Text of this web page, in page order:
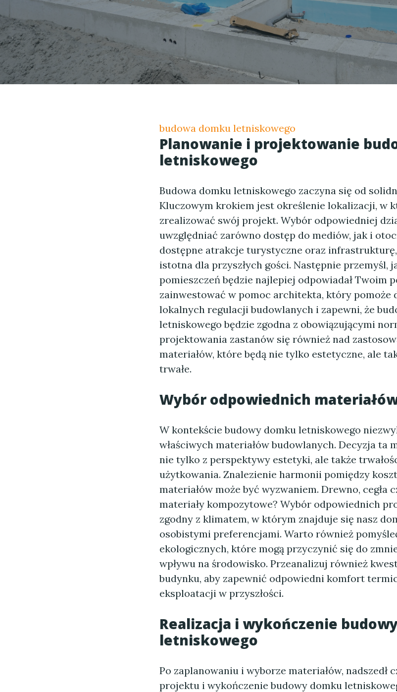
budowa domku letniskowego
Planowanie i projektowanie
letniskowego
Budowa domku letniskowego zaczyna się od
Kluczowym krokiem jest określenie lokalizacji, w
zrealizować swój projekt. Wybór odpowiedniej
uwzględniać zarówno dostęp do mediów, jak i
dostępne atrakcje turystyczne oraz
istotna dla przyszłych gości. Następnie przemyśl,
pomieszczeń będzie najlepiej odpowiadał Twoim
zainwestować w pomoc architekta, który pomoże
lokalnych regulacji budowlanych i zapewni, że
letniskowego będzie zgodna z obowiązującymi
projektowania zastanów się również nad
materiałów, które będą nie tylko estetyczne, ale
trwałe.
Wybór odpowiednich
W kontekście budowy domku letniskowego
właściwych materiałów budowlanych. Decyzja ta
nie tylko z perspektywy estetyki, ale także
użytkowania. Znalezienie harmonii pomiędzy
materiałów może być wyzwaniem. Drewno, cegła
materiały kompozytowe? Wybór odpowiednich
zgodny z klimatem, w którym znajduje się nasz
osobistymi preferencjami. Warto również
ekologicznych, które mogą przyczynić się do
wpływu na środowisko. Przeanalizuj również
budynku, aby zapewnić odpowiedni komfort
eksploatacji w przyszłości.
Realizacja i wykończenie
letniskowego
Po zaplanowaniu i wyborze materiałów, nadszedł
projektu i wykończenie budowy domku